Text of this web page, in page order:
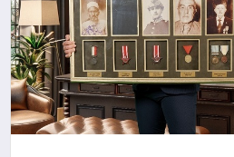
SAĞLIK
EĞITIM